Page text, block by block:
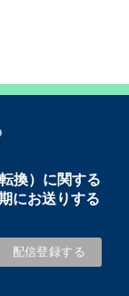
換）に関する
にお送りする